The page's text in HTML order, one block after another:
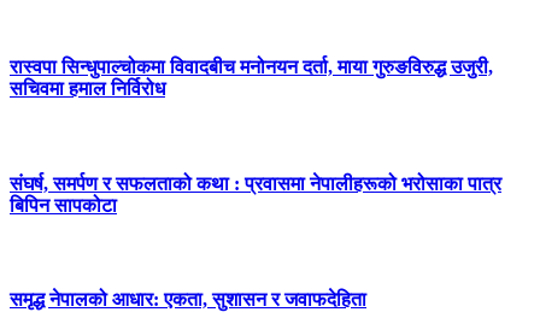
रास्वपा सिन्धुपाल्चोकमा विवादबीच मनोनयन दर्ता, माया गुरुङविरुद्ध उजुरी,
सचिवमा हमाल निर्विरोध
संघर्ष, समर्पण र सफलताको कथा : प्रवासमा नेपालीहरूको भरोसाका पात्र
बिपिन सापकोटा
समृद्ध नेपालको आधार: एकता, सुशासन र जवाफदेहिता